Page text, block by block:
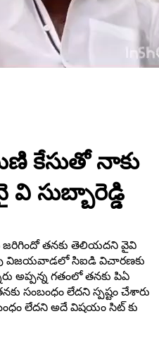
కేసుతో నాకు
వి సుబ్బారెడ్డి
తనకు తెలియదని వైవి
విజయవాడలో సిఐడి విచారణకు
అప్పన్న గతంలో తనకు పిఏ
సంబంధం లేదని స్పష్టం చేశారు
లేదని అదే విషయం సిట్ కు